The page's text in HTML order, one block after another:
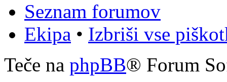
Seznam forumov
Ekipa • Izbriši vse
Teče na phpBB® Forum